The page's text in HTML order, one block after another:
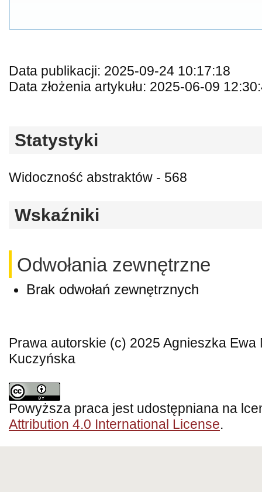
Data publikacji: 2025-09-24 10:17:18
Data złożenia artykułu: 2025-06-09
Statystyki
Widoczność abstraktów - 568
Wskaźniki
Odwołania zewnętrzne
Brak odwołań zewnętrznych
Prawa autorskie (c) 2025 Agnieszka Ewa
Kuczyńska
Powyższa praca jest udostępniana na
Attribution 4.0 International License.